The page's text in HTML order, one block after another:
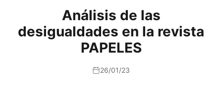
Análisis de las
desigualdades en la revista
PAPELES
26/01/23